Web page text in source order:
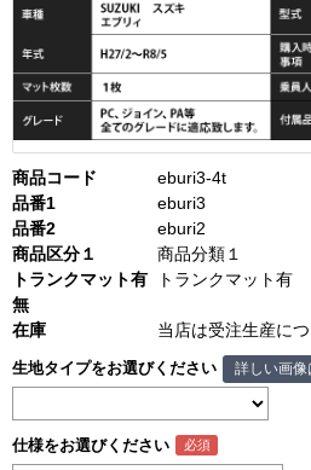
商品コード
eburi3-4t
品番1
eburi3
品番2
eburi2
商品区分１
商品分類１
トランクマット有
無
トランクマット有
在庫 当店は受注生産に
生地タイプをお選びください 詳しい画像
仕様をお選びください